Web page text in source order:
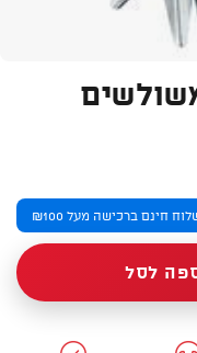
חינם ברכישה מעל ₪100
לסל